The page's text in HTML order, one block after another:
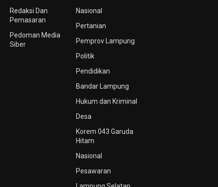
Redaksi Dan
Pemasaran
Pedoman Media
Siber
Nasional
Pertanian
Pemprov Lampung
Politik
Pendidikan
Bandar Lampung
Hukum dan Kriminal
Desa
Korem 043 Garuda
Hitam
Nasional
Pesawaran